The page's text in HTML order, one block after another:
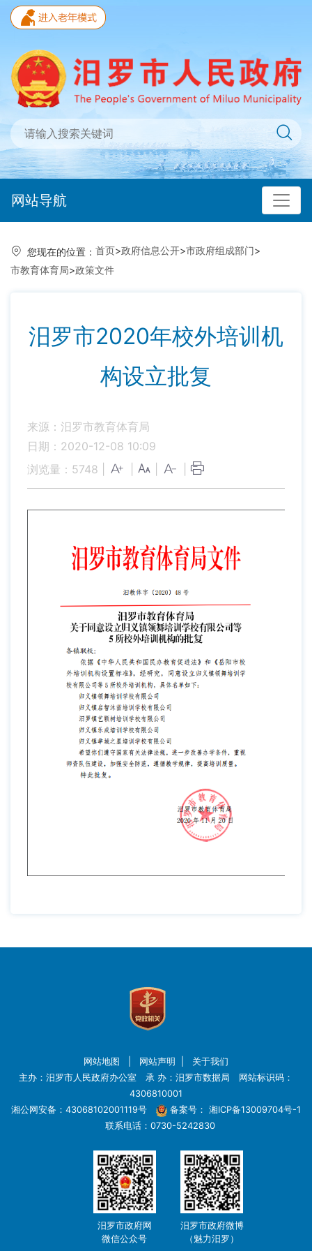
网站导航
您现在的位置： 首页>政府信息公开>市政府组成部门>
市教育体育局>政策文件
汨罗市2020年校外培训机
构设立批复
来源：汨罗市教育体育局
日期：2020-12-08 10:09
浏览量： 5748
网站地图 网站声明
关于我们
主办：汨罗市人民政府办公室 承 办：汨罗市数据局 网站标识码：
4306810001
湘公网安备：43068102001119号
备案号： 湘ICP备13009704号-1
联系电话：0730-5242830
汨罗市政府网
微信公众号
汨罗市政府微博
（魅力汨罗）